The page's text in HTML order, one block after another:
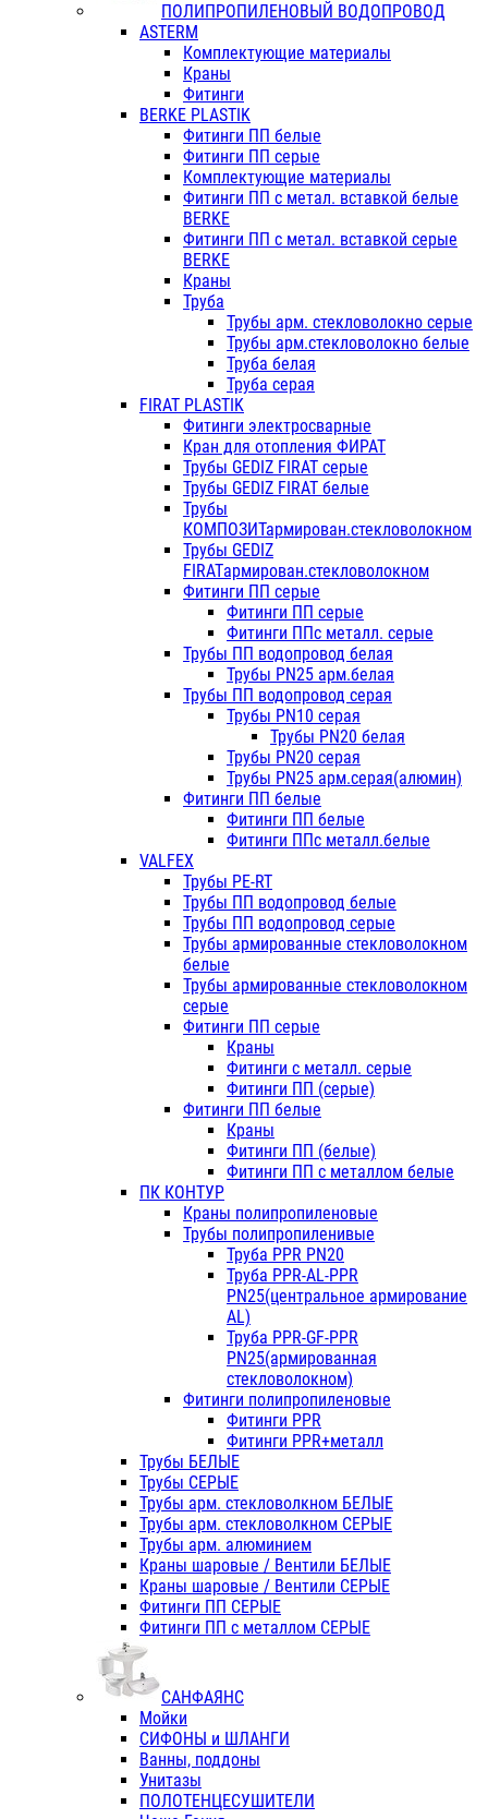
ПОЛИПРОПИЛЕНОВЫЙ ВОДОПРОВОД
ASTERM
Комплектующие материалы
Краны
Фитинги
BERKE PLASTIK
Фитинги ПП белые
Фитинги ПП серые
Комплектующие материалы
Фитинги ПП с метал. вставкой белые
BERKE
Фитинги ПП с метал. вставкой серые
BERKE
Краны
Труба
Трубы арм. стекловолокно серые
Трубы арм.стекловолокно белые
Труба белая
Труба серая
FIRAT PLASTIK
Фитинги электросварные
Кран для отопления ФИРАТ
Трубы GEDIZ FIRAT серые
Трубы GEDIZ FIRAT белые
Трубы
КОМПОЗИТармирован.стекловолокном
Трубы GEDIZ
FIRATармирован.стекловолокном
Фитинги ПП серые
Фитинги ПП серые
Фитинги ППс металл. серые
Трубы ПП водопровод белая
Трубы PN25 арм.белая
Трубы ПП водопровод серая
Трубы PN10 серая
Трубы PN20 белая
Трубы PN20 серая
Трубы PN25 арм.серая(алюмин)
Фитинги ПП белые
Фитинги ПП белые
Фитинги ППс металл.белые
VALFEX
Трубы PE-RT
Трубы ПП водопровод белые
Трубы ПП водопровод серые
Трубы армированные стекловолокном
белые
Трубы армированные стекловолокном
серые
Фитинги ПП серые
Краны
Фитинги с металл. серые
Фитинги ПП (серые)
Фитинги ПП белые
Краны
Фитинги ПП (белые)
Фитинги ПП с металлом белые
ПК КОНТУР
Краны полипропиленовые
Трубы полипропиленивые
Труба PPR PN20
Труба PPR-AL-PPR
PN25(центральное армирование
AL)
Труба PPR-GF-PPR
PN25(армированная
стекловолокном)
Фитинги полипропиленовые
Фитинги PPR
Фитинги PPR+металл
Трубы БЕЛЫЕ
Трубы СЕРЫЕ
Трубы арм. стекловолкном БЕЛЫЕ
Трубы арм. стекловолкном СЕРЫЕ
Трубы арм. алюминием
Краны шаровые / Вентили БЕЛЫЕ
Краны шаровые / Вентили СЕРЫЕ
Фитинги ПП СЕРЫЕ
Фитинги ПП с металлом СЕРЫЕ
САНФАЯНС
Мойки
СИФОНЫ и ШЛАНГИ
Ванны, поддоны
Унитазы
ПОЛОТЕНЦЕСУШИТЕЛИ